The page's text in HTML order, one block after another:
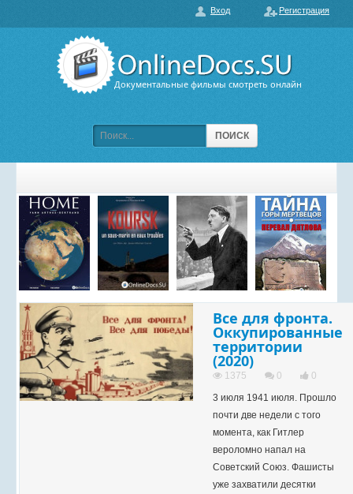
Документальные фильмы смотреть онлайн
ПОИСК
О нас
Вход Регистрация
ПОПУЛЯРНЫЕ
ПОДБОРКИ ФИЛЬМОВ
КАРТА САЙТА
КОНТАКТЫ
Все для фронта.
Оккупированные
территории
(2020)
1375 0
0
3 июля 1941 июля. Прошло
почти две недели с того
момента, как Гитлер
вероломно напал на
Советский Союз. Фашисты
уже захватили десятки